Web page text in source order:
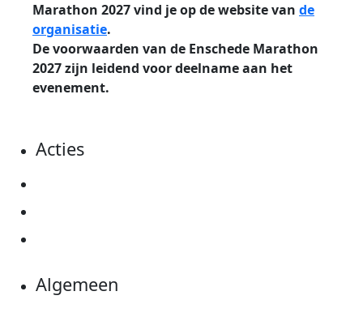
Marathon 2027 vind je op de website van de
organisatie.
De voorwaarden van de Enschede Marathon
2027 zijn leidend voor deelname aan het
evenement.
Acties
Algemeen